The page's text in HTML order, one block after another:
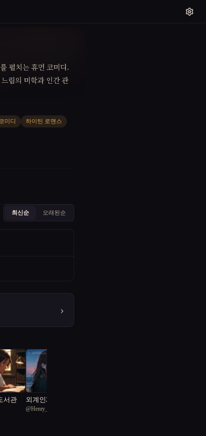
펼치는 휴먼 코미디.
림의 미학과 인간 관
미디
하이틴 로맨스
최신순 오래된순
›
서관
외계인과 첫사랑이 겹친
밤
@Henry_Choi